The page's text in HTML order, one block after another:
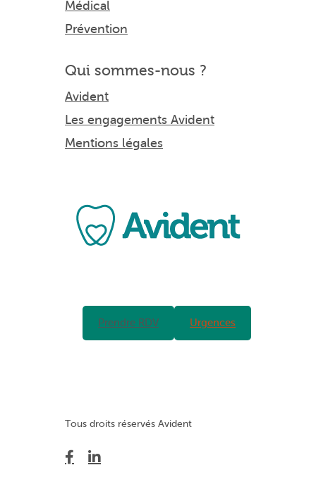
Médical
Prévention
Qui sommes-nous ?
Avident
Les engagements Avident
Mentions légales
Prendre RDV Urgences
Tous droits réservés Avident